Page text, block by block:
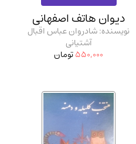
دیوان هاتف اصفهانی
نویسنده: شادروان عباس اقبال
آشتیانی
550,000تومان